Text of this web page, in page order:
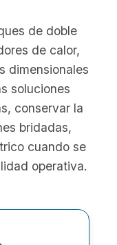
de doble
de calor,
dimensionales
soluciones
conservar la
bridadas,
cuando se
operativa.